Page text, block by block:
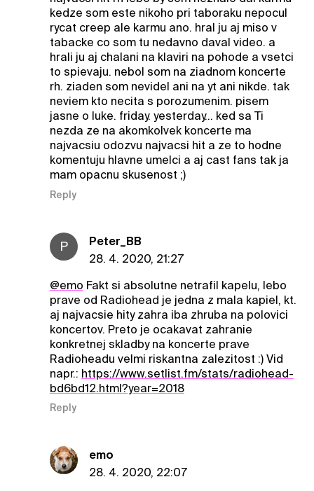
kedze som este nikoho pri taboraku nepocul
rycat creep ale karmu ano. hral ju aj miso v
tabacke co som tu nedavno daval video. a
hrali ju aj chalani na klaviri na pohode a vsetci
to spievaju. nebol som na ziadnom koncerte
rh. ziaden som nevidel ani na yt ani nikde. tak
neviem kto necita s porozumenim. pisem
jasne o luke. friday. yesterday... ked sa Ti
nezda ze na akomkolvek koncerte ma
najvacsiu odozvu najvacsi hit a ze to hodne
komentuju hlavne umelci a aj cast fans tak ja
mam opacnu skusenost ;)
Reply
P
Peter_BB
28. 4. 2020, 21:27
@emo Fakt si absolutne netrafil kapelu, lebo
prave od Radiohead je jedna z mala kapiel, kt.
aj najvacsie hity zahra iba zhruba na polovici
koncertov. Preto je ocakavat zahranie
konkretnej skladby na koncerte prave
Radioheadu velmi riskantna zalezitost :) Vid
napr.: https://www.setlist.fm/stats/radiohead-
bd6bd12.html?year=2018
Reply
emo
28. 4. 2020, 22:07